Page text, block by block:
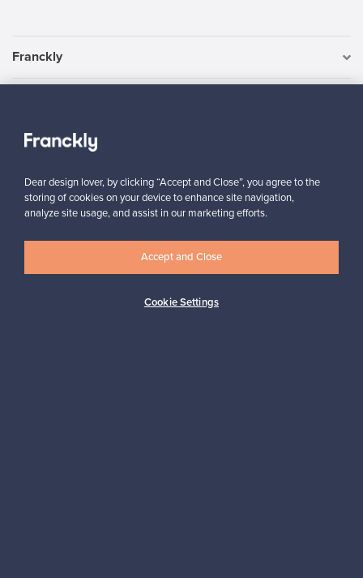
Franckly
Ostajille
Myyjille
Logistiikkapalvelut
Dear design lover, by clicking “Accept and Close”, you agree to the
storing of cookies on your device to enhance site navigation,
analyze site usage, and assist in our marketing efforts.
Cookie Settings
Accept and Close